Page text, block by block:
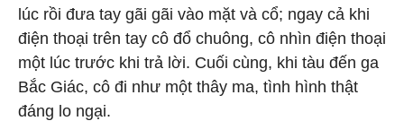
lúc rồi đưa tay gãi gãi vào mặt và cổ; ngay cả khi
điện thoại trên tay cô đổ chuông, cô nhìn điện thoại
một lúc trước khi trả lời. Cuối cùng, khi tàu đến ga
Bắc Giác, cô đi như một thây ma, tình hình thật
đáng lo ngại.